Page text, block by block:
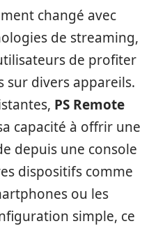
changé avec
de streaming,
de profiter
sur divers appareils.
PS Remote
capacité à offrir une
depuis une console
dispositifs comme
ou les
simple, ce